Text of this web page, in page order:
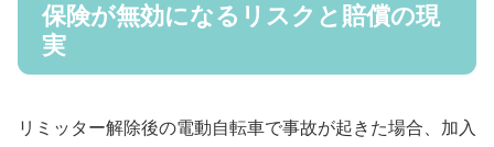
保険が無効になるリスクと賠償の現
実
リミッター解除後の電動自転車で事故が起きた場合、加入